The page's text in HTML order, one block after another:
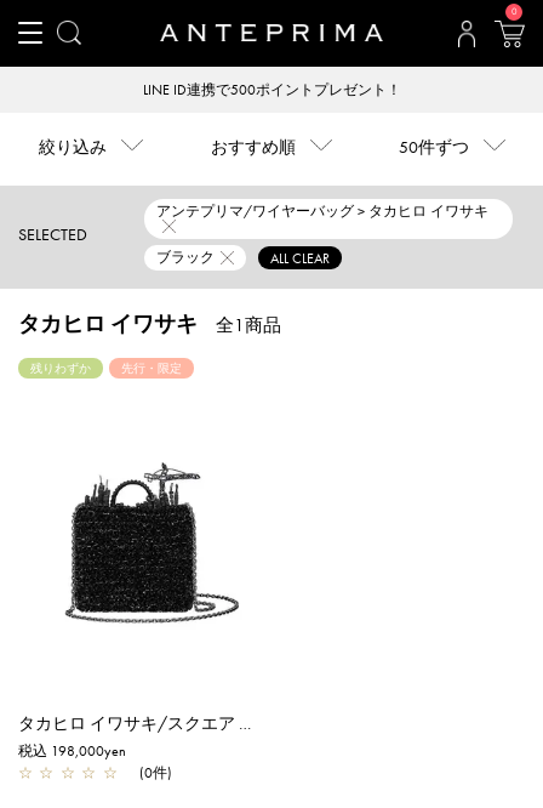
0
LINE ID連携で500ポイントプレゼント！
絞り込み おすすめ順 50件ずつ
SELECTED
アンテプリマ/ワイヤーバッグ > タカヒロ イワサキ
ブラック ALL CLEAR
タカヒロ イワサキ 全1商品
残りわずか 先行・限定
タカヒロ イワサキ/スクエア スモール/エナメルブラック【一部店舗先行販売商品】
税込 198,000yen
☆ ☆ ☆ ☆ ☆ (0件)